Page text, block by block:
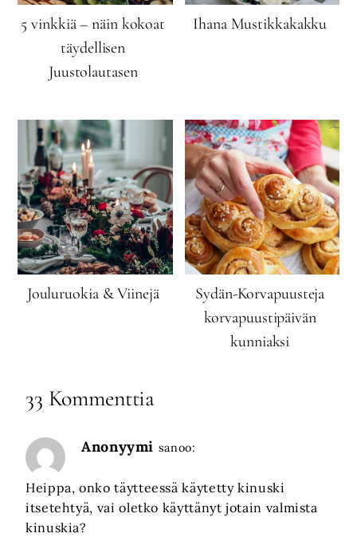
5 vinkkiä – näin kokoat
täydellisen
Juustolautasen
Ihana Mustikkakakku
Jouluruokia & Viinejä
Sydän-Korvapuusteja
korvapuustipäivän
kunniaksi
33 Kommenttia
Anonyymi sanoo:
Heippa, onko täytteessä käytetty kinuski
itsetehtyä, vai oletko käyttänyt jotain valmista
kinuskia?